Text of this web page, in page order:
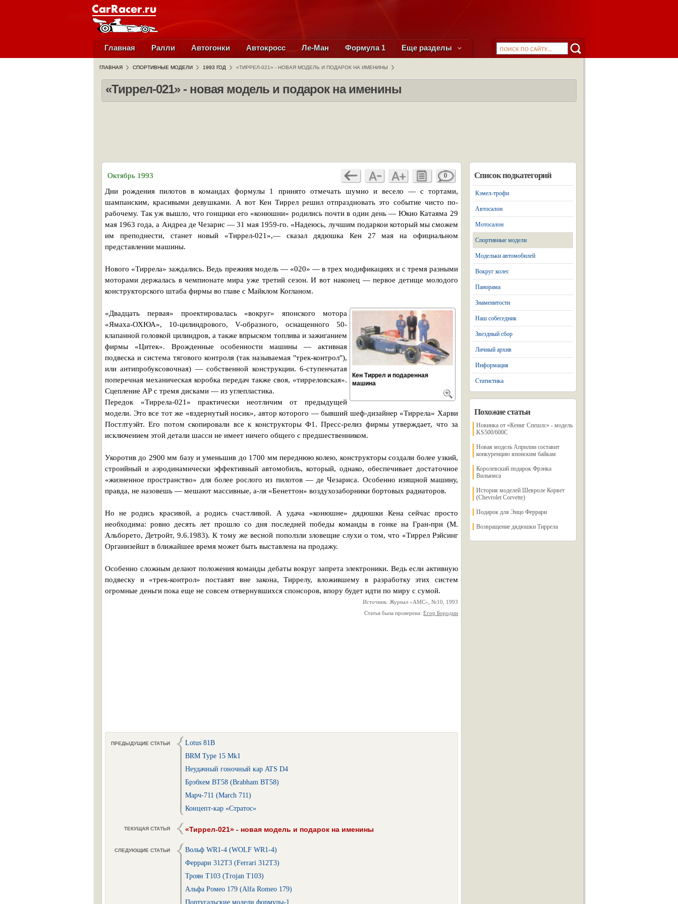
Главная Ралли Автогонки Автокросс Ле-Ман Формула 1 Еще разделы
ГЛАВНАЯ СПОРТИВНЫЕ МОДЕЛИ 1993 ГОД «ТИРРЕЛ-021» - НОВАЯ МОДЕЛЬ И ПОДАРОК НА ИМЕНИНЫ
«Тиррел-021» - новая модель и подарок на именины
Октябрь 1993 0
Дни рождения пилотов в командах формулы 1 принято отмечать шумно и весело — с тортами,
шампанским, красивыми девушками. А вот Кен Тиррел решил отпраздновать это событие чисто по-
рабочему. Так уж вышло, что гонщики его «конюшни» родились почти в один день — Юкио Катаяма 29
мая 1963 года, а Андреа де Чезарис — 31 мая 1959-го. «Надеюсь, лучшим подаркои который мы сможем
им преподнести, станет новый «Тиррел-021»,— сказал дядюшка Кен 27 мая на официальном
представлении машины.
Нового «Тиррела» заждались. Ведь прежняя модель — «020» — в трех модификациях и с тремя разными
моторами держалась в чемпионате мира уже третий сезон. И вот наконец — первое детище молодого
конструкторского штаба фирмы во главе с Майклом Когланом.
Кен Тиррел и подаренная
машина
«Двадцать первая» проектировалась «вокруг» японского мотора
«Ямаха-ОХЮА», 10-цилиндрового, V-образного, оснащенного 50-
клапанной головкой цилиндров, а также впрыском топлива и зажиганием
фирмы «Цитек». Врожденные особенности машины — активная
подвеска и система тягового контроля (так называемая "трек-контрол"),
или антипробуксовочная) — собственной конструкции. 6-ступенчатая
поперечная механическая коробка передач также своя, «тирреловская».
Сцепление АР с тремя дисками — из углепластика.
Передок «Тиррела-021» практически неотличим от предыдущей
модели. Это все тот же «вздернутый носик», автор которого — бывший шеф-дизайнер «Тиррела» Харви
Постлтуэйт. Его потом скопировали все к конструкторы Ф1. Пресс-релиз фирмы утверждает, что за
исключением этой детали шасси не имеет ничего общего с предшественником.
Укоротив до 2900 мм базу и уменьшив до 1700 мм переднюю колею, конструкторы создали более узкий,
строийный и аэродинамически эффективный автомобиль, который, однако, обеспечивает достаточное
«жизненное пространство» для более рослого из пилотов — де Чезариса. Особенно изящной машину,
правда, не назовешь — мешают массивные, а-ля «Бенеттон» воздухозаборники бортовых радиаторов.
Но не родись красивой, а родись счастливой. А удача «конюшне» дядюшки Кена сейчас просто
необходима: ровно десять лет прошло со дня последней победы команды в гонке на Гран-при (М.
Альборето, Детройт, 9.6.1983). К тому же весной поползли зловещие слухи о том, что «Тиррел Рэйсинг
Организейшт в ближайшее время может быть выставлена на продажу.
Особенно сложным делают положения команды дебаты вокруг запрета электроники. Ведь если активную
подвеску и «трек-контрол» поставят вне закона, Тиррелу, вложившему в разработку этих систем
огромные деньги пока еще не совсем отвернувшихся спонсоров, впору будет идти по миру с сумой.
Источник: Журнал «АМС», №10, 1993
Статья была проверена: Егор Бородин
ПРЕДЫДУЩИЕ СТАТЬИ
Lotus 81B
BRM Type 15 Mk1
Неудачный гоночный кар ATS D4
Брэбхем BT58 (Brabham BT58)
Марч-711 (March 711)
Концепт-кар «Стратос»
ТЕКУЩАЯ СТАТЬЯ «Тиррел-021» - новая модель и подарок на именины
СЛЕДУЮЩИЕ СТАТЬИ
Вольф WR1-4 (WOLF WR1-4)
Феррари 312T3 (Ferrari 312T3)
Троян T103 (Trojan T103)
Альфа Ромео 179 (Alfa Romeo 179)
Португальские модели формулы-1
Список подкатегорий
Кэмел-трофи
Автосалон
Мотосалон
Спортивные модели
Модельки автомобилей
Вокруг колес
Панорама
Знаменитости
Наш собеседник
Звездный сбор
Личный архив
Информация
Статистика
Похожие статьи
Новинка от «Кениг Спешлс» - модель
KS500/600C
Новая модель Априлии составит
конкуренцию японским байкам
Королевский подарок Фрэнка
Вильямса
История моделей Шевроле Корвет
(Chevrolet Corvette)
Подарок для Энцо Феррари
Возвращение дядюшки Тиррела